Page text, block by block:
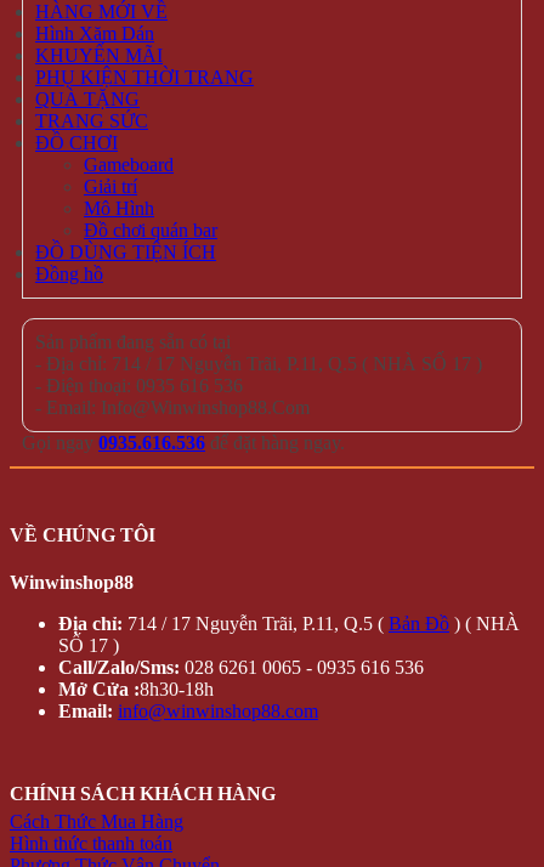
HÀNG MỚI VỀ
Hình Xăm Dán
KHUYẾN MÃI
PHỤ KIỆN THỜI TRANG
QUÀ TẶNG
TRANG SỨC
ĐỒ CHƠI
Gameboard
Giải trí
Mô Hình
Đồ chơi quán bar
ĐỒ DÙNG TIỆN ÍCH
Đồng hồ
Sản phẩm đang sẵn có tại
- Địa chỉ: 714 / 17 Nguyễn Trãi, P.11, Q.5 ( NHÀ SỐ 17 )
- Điện thoại: 0935 616 536
- Email: Info@Winwinshop88.Com
Gọi ngay 0935.616.536 để đặt hàng ngay.
VỀ CHÚNG TÔI
Winwinshop88
Địa chỉ: 714 / 17 Nguyễn Trãi, P.11, Q.5 ( Bản Đồ ) ( NHÀ
SỐ 17 )
Call/Zalo/Sms: 028 6261 0065 - 0935 616 536
Mở Cửa :8h30-18h
Email: info@winwinshop88.com
CHÍNH SÁCH KHÁCH HÀNG
Cách Thức Mua Hàng
Hình thức thanh toán